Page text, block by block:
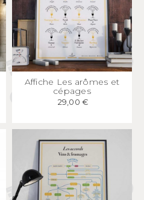
APERÇU RAPIDE
Affiche Les arômes et
cépages
29,00 €